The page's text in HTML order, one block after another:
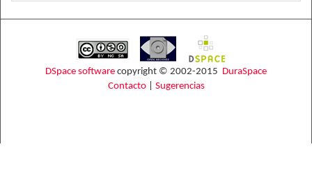
DSpace software copyright © 2002-2015 DuraSpace
Contacto| Sugerencias